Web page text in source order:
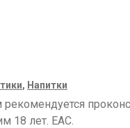
, Напитки
18 лет. ЕАС.